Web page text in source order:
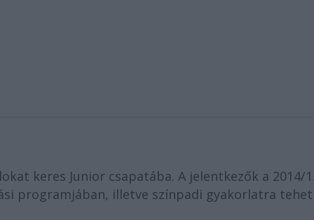
keres Junior csapatába. A jelentkezők a 2014/
programjában, illetve színpadi gyakorlatra